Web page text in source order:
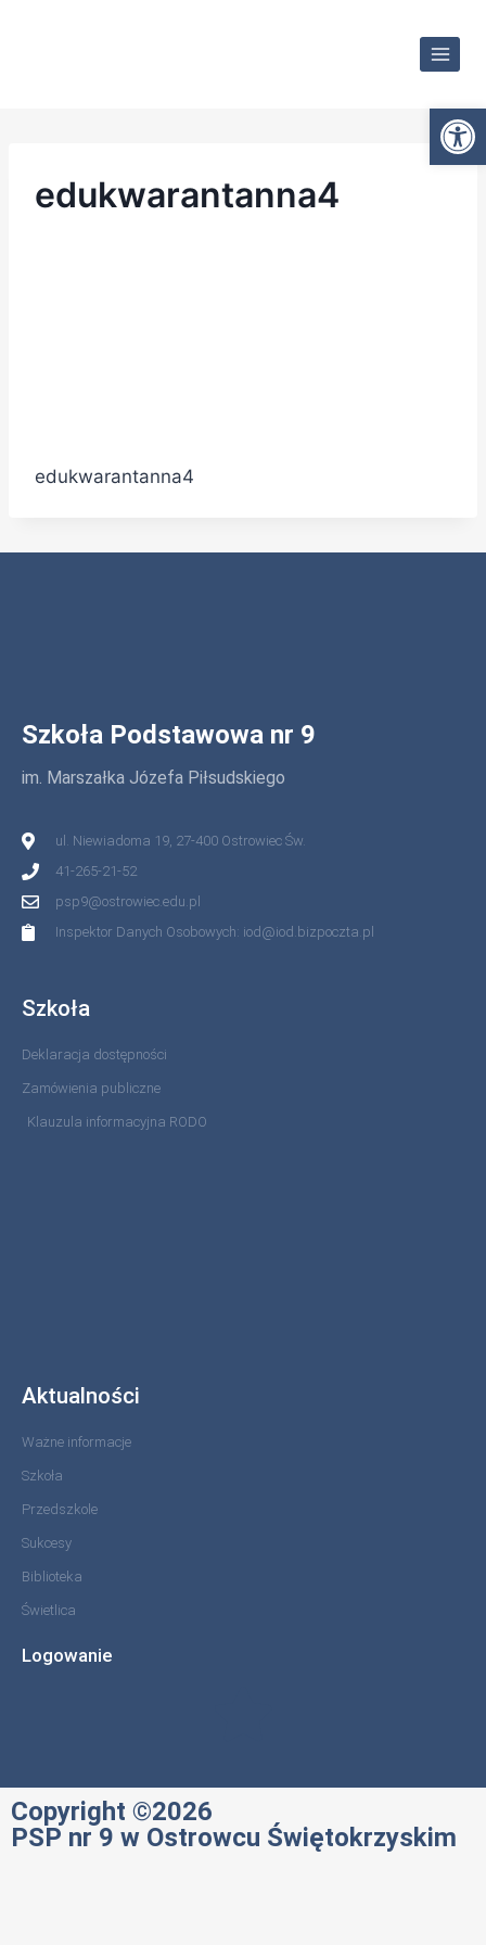
edukwarantanna4
edukwarantanna4
Szkoła Podstawowa nr 9
im. Marszałka Józefa Piłsudskiego
ul. Niewiadoma 19, 27-400 Ostrowiec Św.
41-265-21-52
psp9@ostrowiec.edu.pl
Inspektor Danych Osobowych: iod@iod.bizpoczta.pl
Szkoła
Deklaracja dostępności
Zamówienia publiczne
Klauzula informacyjna RODO
Aktualności
Ważne informacje
Szkoła
Przedszkole
Sukcesy
Biblioteka
Świetlica
Logowanie
Copyright ©2026
PSP nr 9 w Ostrowcu Świętokrzyskim